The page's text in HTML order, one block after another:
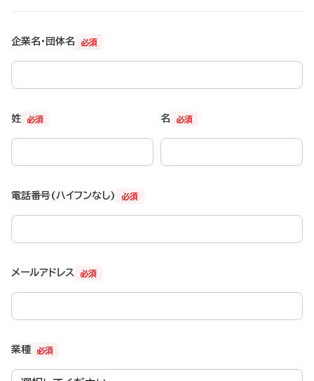
必須
企業名・団体名
必須
姓 必須
名
必須
電話番号(ハイフンなし)
必須
メールアドレス
必須
業種